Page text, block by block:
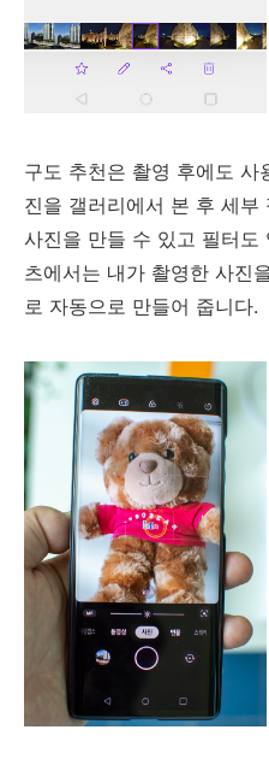
구도 추천은 촬영 후에도
진을 갤러리에서 본 후 세부
사진을 만들 수 있고 필터도
츠에서는 내가 촬영한 사진
로 자동으로 만들어 줍니다.